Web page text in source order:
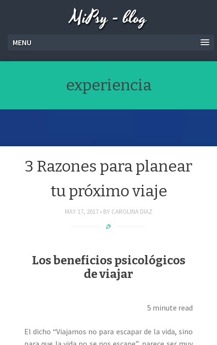
MiPsy - blog
MENU
experiencia
3 Razones para planear
tu próximo viaje
MAY 17, 2017 BY CAROLINA DIAZ
Los beneficios psicológicos
de viajar
5 minute read
El dicho “Viajamos no para escapar de la vida, sino